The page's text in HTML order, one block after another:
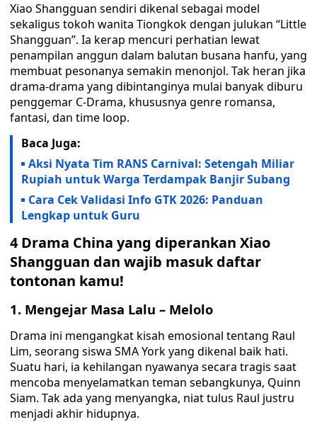
Xiao Shangguan sendiri dikenal sebagai model
sekaligus tokoh wanita Tiongkok dengan julukan “Little
Shangguan”. Ia kerap mencuri perhatian lewat
penampilan anggun dalam balutan busana hanfu, yang
membuat pesonanya semakin menonjol. Tak heran jika
drama-drama yang dibintanginya mulai banyak diburu
penggemar C-Drama, khususnya genre romansa,
fantasi, dan time loop.
Baca Juga:
Aksi Nyata Tim RANS Carnival: Setengah Miliar
Rupiah untuk Warga Terdampak Banjir Subang
Cara Cek Validasi Info GTK 2026: Panduan
Lengkap untuk Guru
4 Drama China yang diperankan Xiao
Shangguan dan wajib masuk daftar
tontonan kamu!
1. Mengejar Masa Lalu – Melolo
Drama ini mengangkat kisah emosional tentang Raul
Lim, seorang siswa SMA York yang dikenal baik hati.
Suatu hari, ia kehilangan nyawanya secara tragis saat
mencoba menyelamatkan teman sebangkunya, Quinn
Siam. Tak ada yang menyangka, niat tulus Raul justru
menjadi akhir hidupnya.